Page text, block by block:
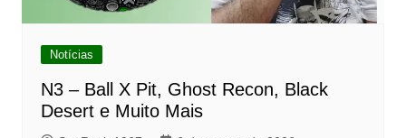
Notícias
N3 – Ball X Pit, Ghost Recon, Black
Desert e Muito Mais